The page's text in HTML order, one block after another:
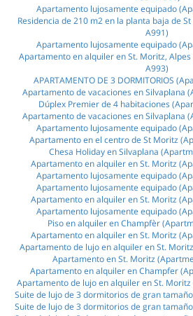
Apartamento lujosamente equipado
Residencia de 210 m2 en la planta baja de
A991)
Apartamento lujosamente equipado
Apartamento en alquiler en St. Moritz,
A993)
APARTAMENTO DE 3 DORMITORIOS
Apartamento de vacaciones en Silvaplana
Dúplex Premier de 4 habitaciones
Apartamento de vacaciones en Silvaplana
Apartamento lujosamente equipado
Apartamento en el centro de St Moritz
Chesa Holiday en Silvaplana
Apartamento en alquiler en St. Moritz
Apartamento lujosamente equipado
Apartamento lujosamente equipado
Apartamento en alquiler en St. Moritz
Apartamento lujosamente equipado
Piso en alquiler en Champfèr
Apartamento en alquiler en St. Moritz
Apartamento de lujo en alquiler en St.
Apartamento en St. Moritz
Apartamento en alquiler en Champfer
Apartamento de lujo en alquiler en St.
Suite de lujo de 3 dormitorios de gran
Suite de lujo de 3 dormitorios de gran